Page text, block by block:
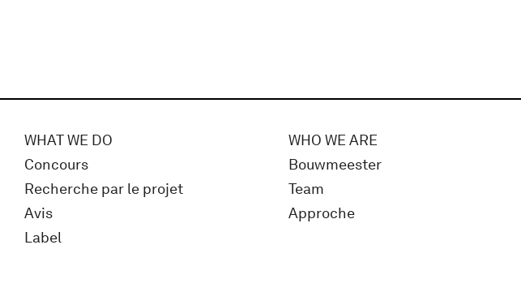
WHAT WE DO
Concours
Recherche par le projet
Avis
Label
WHO WE ARE
Bouwmeester
Team
Approche